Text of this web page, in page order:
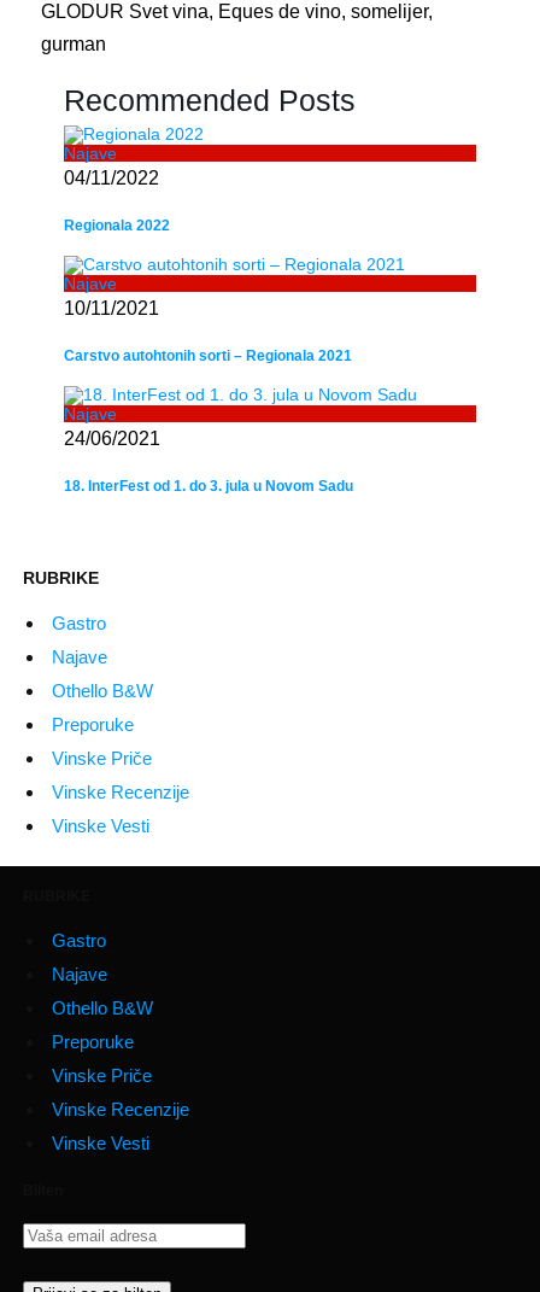
GLODUR Svet vina, Eques de vino, somelijer,
gurman
Recommended Posts
Najave
04/11/2022
Regionala 2022
Najave
10/11/2021
Carstvo autohtonih sorti – Regionala 2021
Najave
24/06/2021
18. InterFest od 1. do 3. jula u Novom Sadu
RUBRIKE
Gastro
Najave
Othello B&W
Preporuke
Vinske Priče
Vinske Recenzije
Vinske Vesti
Gastro
Najave
Othello B&W
Preporuke
Vinske Priče
Vinske Recenzije
Vinske Vesti